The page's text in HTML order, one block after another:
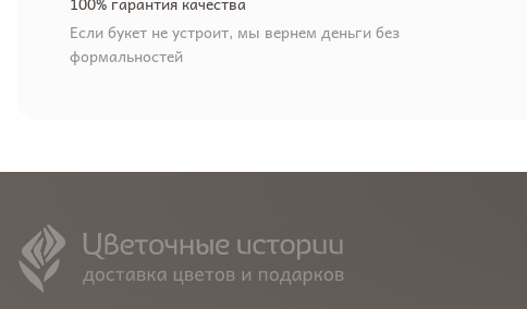
Если букет не устроит, мы вернем деньги без
формальностей